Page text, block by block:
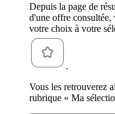
Depuis la page de
d'une offre consultée,
votre choix à votre
.
Vous les retrouverez
rubrique « Ma